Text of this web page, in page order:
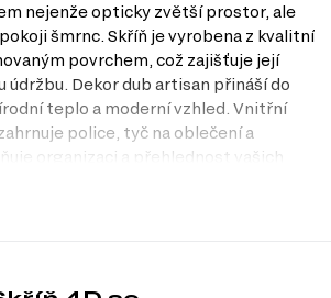
nejenže opticky zvětší prostor, ale
šmrnc. Skříň je vyrobena z kvalitní
povrchem, což zajišťuje její
údržbu. Dekor dub artisan přináší do
teplo a moderní vzhled. Vnitřní
police, tyč na oblečení a
organizaci a přehlednost vašich
v Praze a objevte, jak může